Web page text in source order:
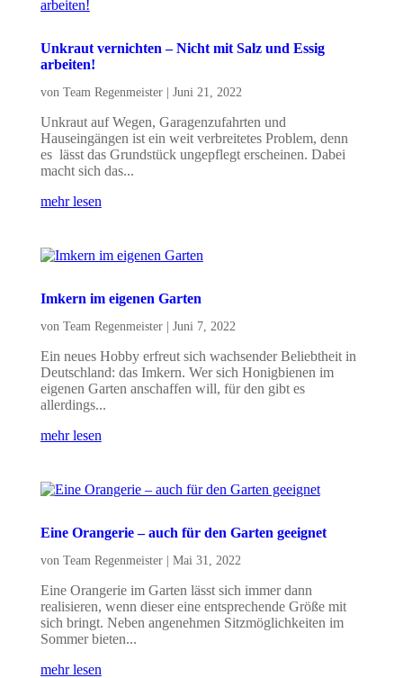
Unkraut vernichten – Nicht mit Salz und Essig
arbeiten!
von Team Regenmeister| Juni 21, 2022
Unkraut auf Wegen, Garagenzufahrten und
Hauseingängen ist ein weit verbreitetes Problem, denn
es lässt das Grundstück ungepflegt erscheinen. Dabei
macht sich das...
mehr lesen
Imkern im eigenen Garten
von Team Regenmeister| Juni 7, 2022
Ein neues Hobby erfreut sich wachsender Beliebtheit in
Deutschland: das Imkern. Wer sich Honigbienen im
eigenen Garten anschaffen will, für den gibt es
allerdings...
mehr lesen
Eine Orangerie – auch für den Garten geeignet
von Team Regenmeister| Mai 31, 2022
Eine Orangerie im Garten lässt sich immer dann
realisieren, wenn dieser eine entsprechende Größe mit
sich bringt. Neben angenehmen Sitzmöglichkeiten im
Sommer bieten...
mehr lesen